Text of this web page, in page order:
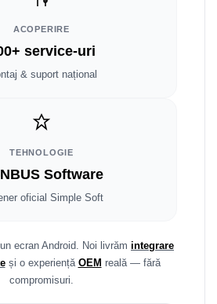
ACOPERIRE
service-uri
& suport național
TEHNOLOGIE
Software
oficial Simple Soft
ecran Android. Noi livrăm integrare
și o experiență OEM reală — fără
compromisuri.